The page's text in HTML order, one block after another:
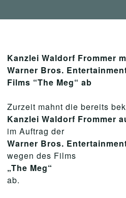
Kanzlei Waldorf Frommer
Warner Bros.
Films “The Meg“ ab
Zurzeit mahnt die bereits
Kanzlei Waldorf Frommer
im Auftrag der
Warner Bros.
wegen des Films
„The Meg“
ab.